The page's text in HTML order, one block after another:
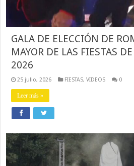
GALA DE ELECCIÓN DE
MAYOR DE LAS FIESTAS
2026
25 julio, 2026 FIESTAS,VIDEOS 0
Leer más »